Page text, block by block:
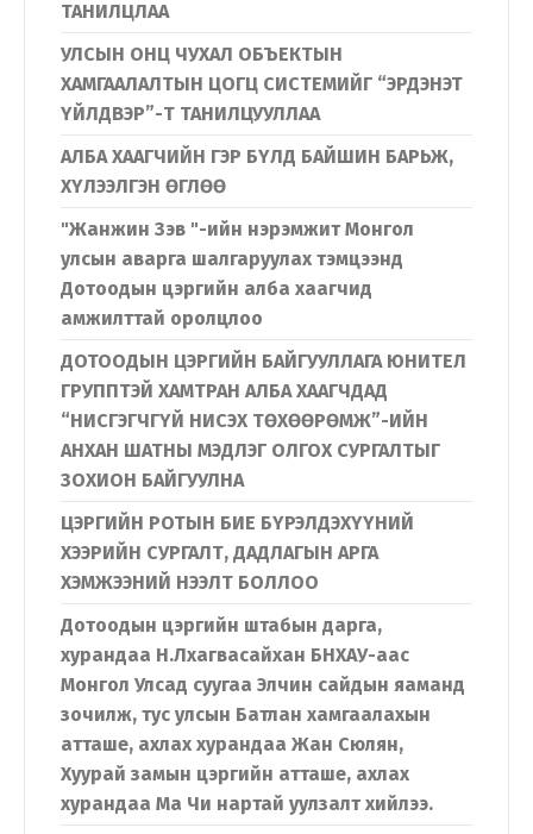
ТАНИЛЦЛАА
УЛСЫН ОНЦ ЧУХАЛ ОБЪЕКТЫН
ХАМГААЛАЛТЫН ЦОГЦ СИСТЕМИЙГ “ЭРДЭНЭТ
ҮЙЛДВЭР”-Т ТАНИЛЦУУЛЛАА
АЛБА ХААГЧИЙН ГЭР БҮЛД БАЙШИН БАРЬЖ,
ХҮЛЭЭЛГЭН ӨГЛӨӨ
"Жанжин Зэв "-ийн нэрэмжит Монгол
улсын аварга шалгаруулах тэмцээнд
Дотоодын цэргийн алба хаагчид
амжилттай оролцлоо
ДОТООДЫН ЦЭРГИЙН БАЙГУУЛЛАГА ЮНИТЕЛ
ГРУППТЭЙ ХАМТРАН АЛБА ХААГЧДАД
“НИСГЭГЧГҮЙ НИСЭХ ТӨХӨӨРӨМЖ”-ИЙН
АНХАН ШАТНЫ МЭДЛЭГ ОЛГОХ СУРГАЛТЫГ
ЗОХИОН БАЙГУУЛНА
ЦЭРГИЙН РОТЫН БИЕ БҮРЭЛДЭХҮҮНИЙ
ХЭЭРИЙН СУРГАЛТ, ДАДЛАГЫН АРГА
ХЭМЖЭЭНИЙ НЭЭЛТ БОЛЛОО
Дотоодын цэргийн штабын дарга,
хурандаа Н.Лхагвасайхан БНХАУ-аас
Монгол Улсад суугаа Элчин сайдын яаманд
зочилж, тус улсын Батлан хамгаалахын
атташе, ахлах хурандаа Жан Сюлян,
Хуурай замын цэргийн атташе, ахлах
хурандаа Ма Чи нартай уулзалт хийлээ.